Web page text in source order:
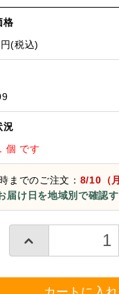
格
(税込)
況
個 です
までのご注文： 8/10（月
届け日を地域別で確認